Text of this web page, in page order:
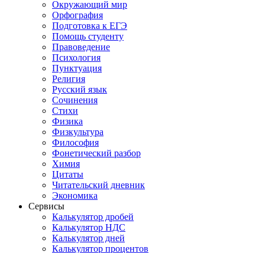
Окружающий мир
Орфография
Подготовка к ЕГЭ
Помощь студенту
Правоведение
Психология
Пунктуация
Религия
Русский язык
Сочинения
Стихи
Физика
Физкультура
Философия
Фонетический разбор
Химия
Цитаты
Читательский дневник
Экономика
Сервисы
Калькулятор дробей
Калькулятор НДС
Калькулятор дней
Калькулятор процентов